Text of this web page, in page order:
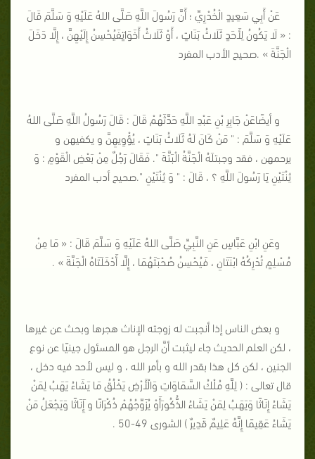
عَنْ أَبِي سَعِيدٍ الْخُدْرِيِّ ؛ أَنَّ رَسُولَ اللَّهِ صَلَّى اللهُ عَلَيْهِ وَ سَلَّمَ قَالَ
: « لَا يَكُونُ لِأَحَدٍ ثَلَاثُ بَنَاتٍ ، أَوْ ثَلَاثُ أَخَوَاتٍفَيُحْسِنُ إِلَيْهِنَّ ، إِلَّا دَخَلَ
الْجَنَّةَ » .صحيح الأدب المفرد
و أيضًاعَنْ جَابِرِ بْنِ عَبْدِ اللَّهِ حَدَّثَهُمْ قَالَ : قَالَ رَسُولُ اللَّهِ صَلَّى اللهُ
عَلَيْهِ وَ سَلَّمَ : " مَنْ كَانَ لَهُ ثَلَاثُ بَنَاتٍ ، يُؤْوِيهِنَّ و يكفيهن و
يرحمهن ، فقد وجبتلَهُ الْجَنَّةُ الْبَتَّةَ ". فَقَالَ رَجُلٌ مِنْ بَعْضِ الْقَوْمِ : وَ
ثِنْتَيْنِ يَا رَسُولَ اللَّهِ ؟ ، قَالَ : " وَ ثِنْتَيْنِ ".صحيح أدب المفرد
وعَنِ ابْنِ عَبَّاسٍ عَنِ النَّبِيِّ صَلَّى اللهُ عَلَيْهِ وَ سَلَّمَ قَالَ : « مَا مِنْ
مُسْلِمٍ تُدْرِكُهُ ابْنَتَانِ ، فَيُحْسِنُ صُحْبَتَهُمَا ، إِلَّا أَدْخَلَتَاهُ الْجَنَّةَ » .
و بعض الناس إذا أنجبت له زوجته الإناث هجرها وبحث عن غيرها
، لكن العلم الحديث جاء ليثبت أنَّ الرجل هو المسئول جينيًا عن نوع
الجنين ، لكن كل هذا بقدر الله و بأمر الله ، و ليس لأحد فيه دخل ،
قال تعالى : ( لِلَّهِ مُلْكُ السَّمَاوَاتِ وَالْأَرْضِ يَخْلُقُ مَا يَشَاءُ يَهَبُ لِمَنْ
يَشَاءُ إِنَاثًا وَيَهَبُ لِمَنْ يَشَاءُ الذُّكُورَأَوْ يُزَوِّجُهُمْ ذُكْرَانًا و َإِنَاثًا وَيَجْعَلُ مَنْ
يَشَاءُ عَقِيمًا إِنَّهُ عَلِيمٌ قَدِيرٌ ) الشورى 49-50 .